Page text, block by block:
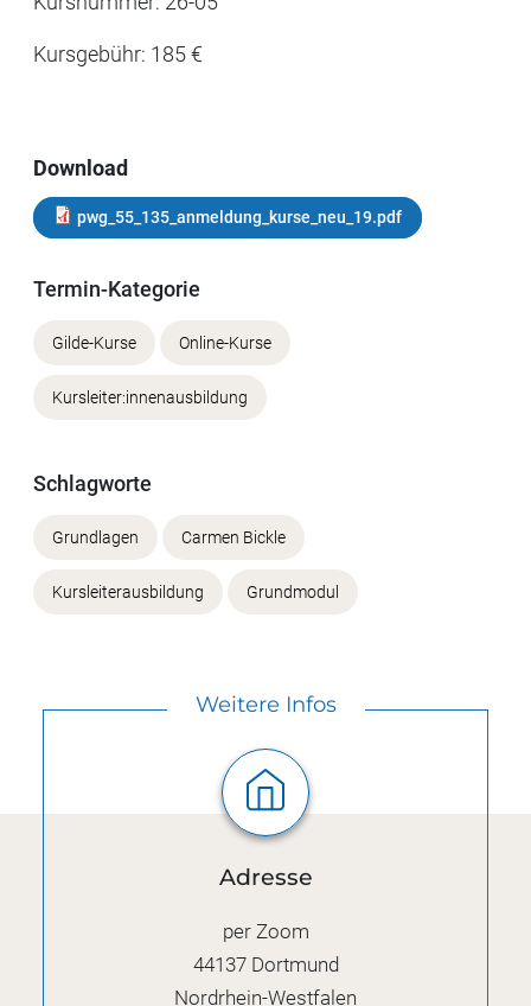
Kursgebühr: 185 €
Download
pwg_55_135_anmeldung_kurse_neu_19.pdf
Termin-Kategorie
Gilde-Kurse Online-Kurse
Kursleiter:innenausbildung
Schlagworte
Grundlagen Carmen Bickle
Kursleiterausbildung Grundmodul
Weitere Infos
Adresse
per Zoom
44137 Dortmund
Nordrhein-Westfalen